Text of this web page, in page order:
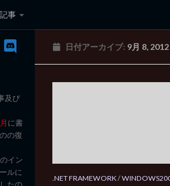
事
ュータ日記 3rd
日付アーカイブ: 9月 8, 2012
.NET FRAMEWORK/
及び
に書
の復
イン
ルに